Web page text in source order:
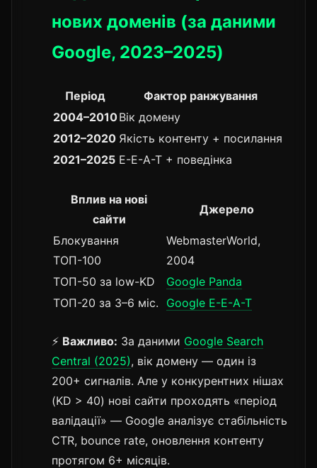
нових доменів (за даними
Google, 2023–2025)
Період
Фактор ранжування
2004–2010Вік домену
2012–2020 Якість контенту + посилання
2021–2025 E-E-A-T + поведінка
Вплив на нові
сайти
Джерело
Блокування
ТОП-100
WebmasterWorld,
2004
ТОП-50 за low-KD
Google Panda
ТОП-20 за 3–6 міс.
Google E-E-A-T
⚡ Важливо: За даними Google Search
Central (2025), вік домену — один із
200+ сигналів. Але у конкурентних нішах
(KD > 40) нові сайти проходять «період
валідації» — Google аналізує стабільність
CTR, bounce rate, оновлення контенту
протягом 6+ місяців.